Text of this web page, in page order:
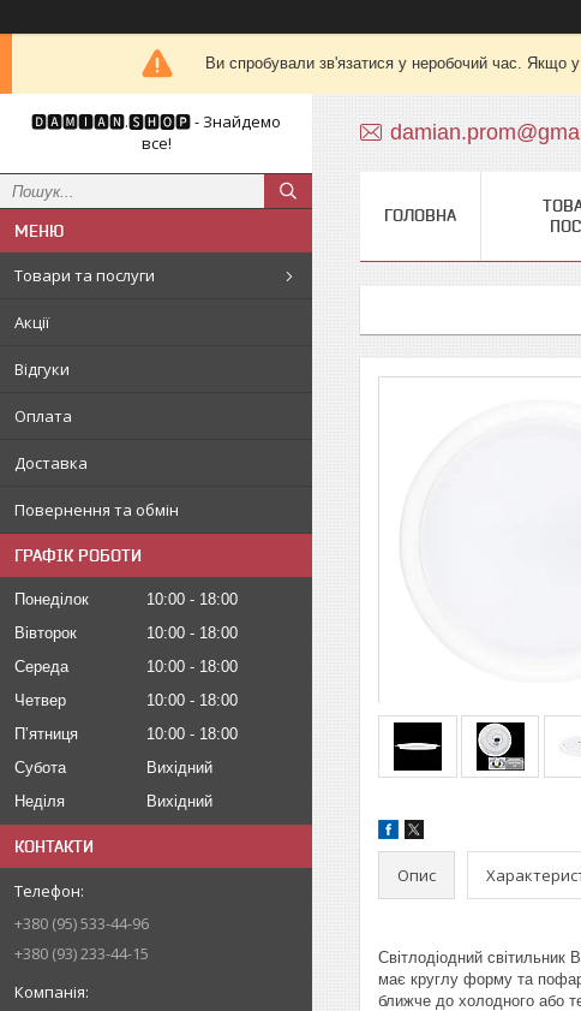
Ви спробували зв'язатися у неробочий час. Якщо
🅳🅰🅼🅸🅰🅽.🆂🅷🅾🅿 - Знайдемо
все!
Товари та послуги
Акції
Відгуки
Оплата
Доставка
Повернення та обмін
ГРАФІК РОБОТИ
Понеділок 10:00
18:00
Вівторок
10:00
18:00
Середа
10:00
18:00
Четвер
10:00
18:00
Пʼятниця
10:00
18:00
Субота
Вихідний
Неділя
Вихідний
КОНТАКТИ
+380 (95) 533-44-96
+380 (93) 233-44-15
ГОЛОВНА
Опис
Світлодіодний
має круглу форму та
ближче до холодного або